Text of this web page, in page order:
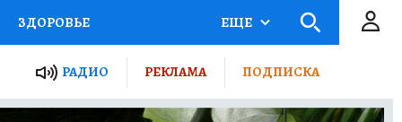
ЗДОРОВЬЕ
ПРОЕКТЫ РОССИИ
ПУТЕВОДИТЕЛЬ
ЕЩЕ
РАДИО РЕКЛАМА ПОДПИСКА